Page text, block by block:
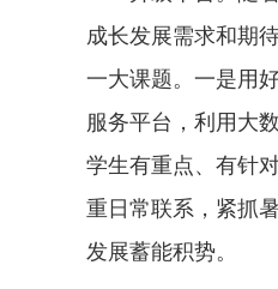
成长发展需求和期
一大课题。一是用
服务平台，利用大
学生有重点、有针
重日常联系，紧抓
发展蓄能积势。